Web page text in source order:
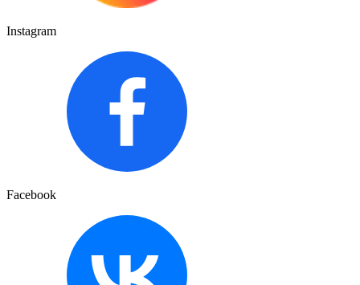
Instagram
Facebook